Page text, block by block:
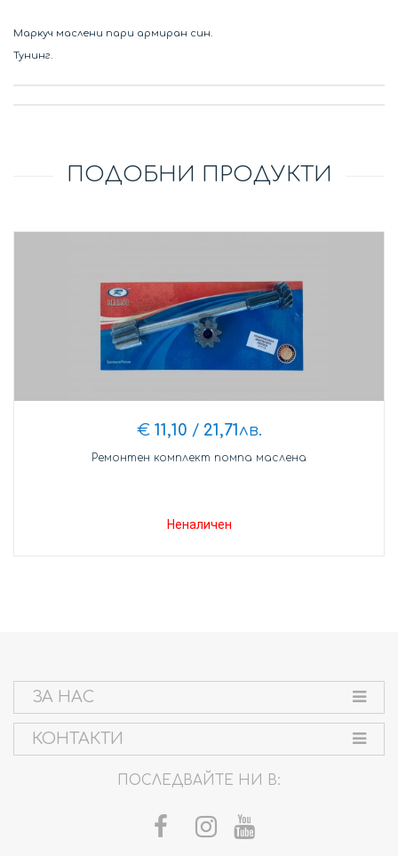
Маркуч маслени пари армиран син.
Тунинг.
ПОДОБНИ ПРОДУКТИ
€ 11,10 / 21,71лв.
Ремонтен комплект помпа маслена
Неналичен
ЗА НАС
КОНТАКТИ
ПОСЛЕДВАЙТЕ НИ В: